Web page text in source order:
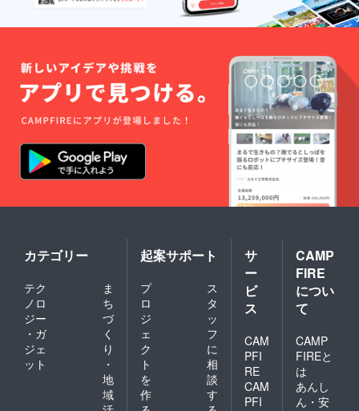
カテゴリー
テク
ノロ
ジー
・ガ
ジェ
ット
ま
ち
づ
く
り
・
地
域
起案サポート
プ
ロ
ジ
ェ
ク
ト
を
作
ス
タ
ッ
フ
に
相
談
す
サ
ー
ビ
ス
CAM
PFI
RE
CAM
PFI
CAMP
FIRE
につい
て
CAMP
FIREと
は
あんし
ん・安